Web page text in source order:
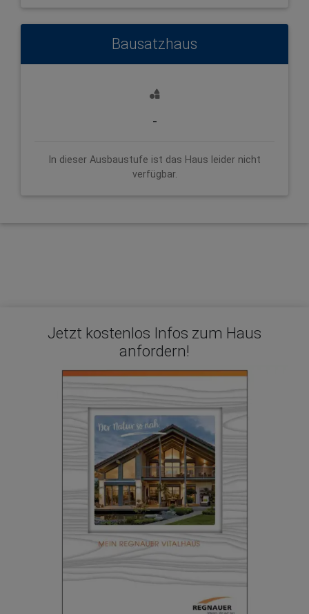
Bausatzhaus
-
In dieser Ausbaustufe ist das Haus leider nicht
verfügbar.
Jetzt kostenlos Infos zum Haus
anfordern!